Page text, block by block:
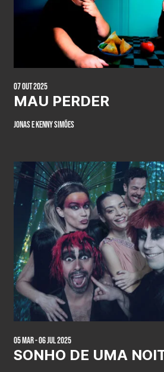
07 Out 2025
MAU PERDER
Jonas e Kenny Simões
05 Mar - 06 Jul 2025
SONHO DE UMA